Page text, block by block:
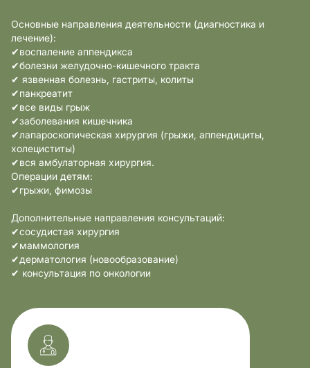
Основные направления деятельности (диагностика и
лечение):
✔воспаление аппендикса
✔болезни желудочно-кишечного тракта
✔ язвенная болезнь, гастриты, колиты
✔панкреатит
✔все виды грыж
✔заболевания кишечника
✔лапароскопическая хирургия (грыжи, аппендициты,
холециститы)
✔вся амбулаторная хирургия.
Операции детям:
✔грыжи, фимозы
Дополнительные направления консультаций:
✔сосудистая хирургия
✔маммология
✔дерматология (новообразование)
✔ консультация по онкологии